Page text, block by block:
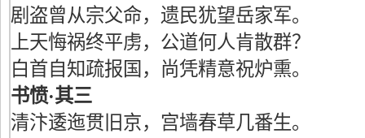
剧盗曾从宗父命，遗民犹望岳家军。
上天悔祸终平虏，公道何人肯散群？
白首自知疏报国，尚凭精意祝炉熏。
书愤·其三
清汴逶迤贯旧京，宫墙春草几番生。